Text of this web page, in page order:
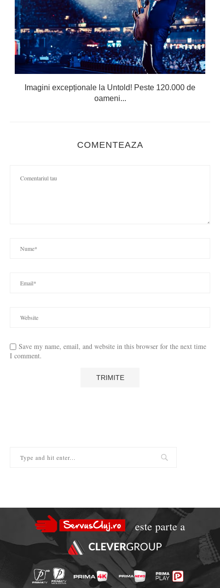
Imagini excepționale la Untold! Peste 120.000 de
oameni...
COMENTEAZA
Save my name, email, and website in this browser for the next time
I comment.
este parte a